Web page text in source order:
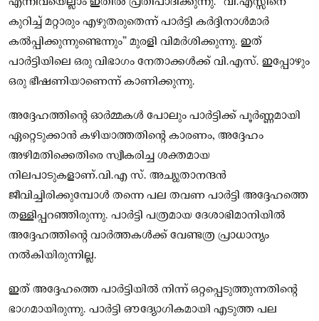
കുറിച്ച് മറ്റാരും എഴുതരുതെന്ന് പാർട്ടി കർദ്ദിനാൾമാർ
കൽപ്പിക്കുന്നുണ്ടെന്നും” മുരളി വിമർശിക്കുന്നു. ഇത്
പാർട്ടിയിലെ ഒരു വിഭാഗം നേതാക്കൾക്ക് വി.എസ്. ഇപ്പോഴും
ഒരു ഭീഷണിയാണെന്ന് കാണിക്കുന്നു.
അദ്ദേഹത്തിന്റെ ഓർമ്മകൾ പോലും പാർട്ടിക്ക് പൂർണ്ണമായി
ഏറ്റെടുക്കാൻ കഴിയാത്തതിന്റെ കാരണം, അദ്ദേഹം
അഴിമതിക്കെതിരെ സ്വീകരിച്ച ശക്തമായ
നിലപാടുകളാണ്.വി.എ സ്. അച്യുതാനന്ദൻ
ജീവിച്ചിരിക്കുമ്പോൾ തന്നെ പല തവണ പാർട്ടി അദ്ദേഹത്തെ
തള്ളിപ്പറഞ്ഞിരുന്നു. പാർട്ടി പത്രമായ ദേശാഭിമാനിയിൽ
അദ്ദേഹത്തിന്റെ വാർത്തകൾക്ക് വേണ്ടത്ര പ്രാധാന്യം
നൽകിയിരുന്നില്ല.
ഇത് അദ്ദേഹത്തെ പാർട്ടിയിൽ നിന്ന് ഒറ്റപ്പെടുത്തുന്നതിന്റെ
ഭാഗമായിരുന്നു. പാർട്ടി ഔദ്യോഗികമായി എടുത്ത പല